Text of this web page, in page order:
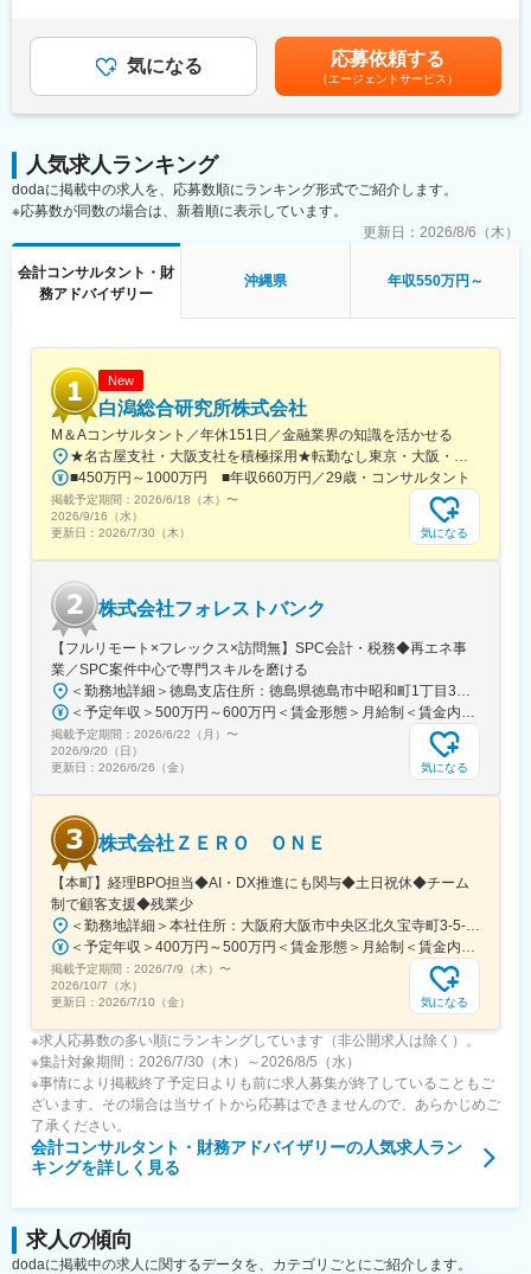
・市場価値の高いスキルが身につく環境
（2） 一括受託モデルで上流まで関われる
・SPCの設立～運営～税務申告までワンストップで提供
（3） フルリモートが成立するビジネスモデル
・オンライン完結の業務設計のため、フルリモートが実現
（4） 働きやすい環境
・フルリモート／フルフレックス
・残業月平均10時間程度
■就業環境：
・フルリモート勤務（半年に1回出社あり※任意）
・Slack／Zoomを活用したコミュニケーション
■当社について：
当社は2007年設立以降、「森林事業」と「環境エネルギー事業」
の2軸で事業を展開しています。森林資源の活用だけでなく、再生
可能エネルギーの普及を通じて、環境価値と経済価値の両立を実
現し、持続可能な社会の構築に貢献しています。
変更の範囲：会社の定める業務
用し、戦略・経営コンサルティング事業を行います。30年培った
デジタルの技術力を最大限生かし、他社には真似できないコンサ
ルティングサービスを企画・推進することが可能です。
多様な業界のクライアント向けに経営コンサルティングサービス
を提供
(案件によって、テクノロジーグループとの共同案件もあり)
・中長期経営方針/IT投資戦略立案
・組織改革（新設組織設計）
・市場/競合調査/分析
■顧客領域
流通/小売、消費財、食品・飲料、化粧品、自動車、電子機器、ヘ
ルスケア、人材派遣業界など
■魅力
・戦略/経営コンサルティンググループにてコンサルティング事業/
新規事業開発を推進に関われる
・CEOの金丸や、技術を本質的に理解し、使いこなす社内のテク
・顧客との協業による事業推進（責任者として）も可能
・フューチャーグループによる企業買収などM＆Aにも関わる機会
もあり
・デジタルを活用した経営/業務の変革、新しい価値の創造を実
施。成長途上のチームのため、自身の推進したい領域を開拓し、
成長させていくことが可能
■働き方
・リモート主体
└所要での中抜け等が柔軟にできる環境です。
■ミッション
・Vision
変化の激しい環境の中、企業変革・成長戦略をお客様と一緒に創
造し実現する
・Mission
お客様の成長を通して豊かな社会実現への貢献をする
くまでも目安の金額であり、選考を通じて上下する可能性があり
ます。月給(月額)は固定手当を含めた表記です。
気になる 応募依頼する
（エージェントサービス）
人気求人ランキング
dodaに掲載中の求人を、応募数順にランキング形式でご紹介します。
※応募数が同数の場合は、新着順に表示しています。
更新日： 2026/8/6（木）
会計コンサルタント・財
務アドバイザリー
沖縄県 年収550万円～
New
白潟総合研究所株式会社
M＆Aコンサルタント／年休151日／金融業界の知識を活かせる
★名古屋支社・大阪支社を積極採用★転勤なし東京・大阪・名古屋のいずれか※希望、居住地を考慮して決定いたします。■東京本社〒103-0001東京都中央区日本橋小伝馬町4-11 サンコービル7F■大阪本社〒541-0046大阪府大阪市中央区平野町2-2-13 堺筋ウエストプレイス9F■名古屋支社（★積極採用中）〒460-0003愛知県名古屋市中区錦2-5-5 八木兵伝馬町ビル3F※敷地内全面禁煙★直行直帰可能
■450万円～1000万円 ■年収660万円／29歳・コンサルタント
掲載予定期間： 2026/6/18（木） 〜
2026/9/16（水）
更新日： 2026/7/30（木） 気になる
株式会社フォレストバンク
【フルリモート×フレックス×訪問無】SPC会計・税務◆再エネ事
業／SPC案件中心で専門スキルを磨ける
＜勤務地詳細＞徳島支店住所：徳島県徳島市中昭和町1丁目3番地 山一興業ビル5F受動喫煙対策：屋内全面禁煙変更の範囲：会社の定める事業所（リモートワーク含む）
＜予定年収＞500万円～600万円＜賃金形態＞月給制＜賃金内訳＞月額（基本給）：332,000円～387,000円固定残業手当/月：28,000円～33,000円（固定残業時間10時間0分/月）超過した時間外労働の残業手当は追加支給＜月給＞360,000円～420,000円（一律手当を含む）＜昇給有無＞有＜残業手当＞有＜給与補足＞※年齢、経験を考慮の上、決定します。※賞与あり（年最大3回、2ヶ月分、業績に応じて支給）賃金はあくまでも目安の金額であり、選考を通じて上下する可能性があります。月給(月額)は固定手当を含めた表記です。
掲載予定期間： 2026/6/22（月） 〜
2026/9/20（日）
更新日： 2026/6/26（金） 気になる
株式会社ＺＥＲＯ ＯＮＥ
【本町】経理BPO担当◆AI・DX推進にも関与◆土日祝休◆チーム
制で顧客支援◆残業少
＜勤務地詳細＞本社住所：大阪府大阪市中央区北久宝寺町3-5-12 御堂筋本町アーバンビル4階受動喫煙対策：屋内全面禁煙変更の範囲：会社の定める事業所
＜予定年収＞400万円～500万円＜賃金形態＞月給制＜賃金内訳＞月額（基本給）：333,333円～416,666円＜月給＞333,333円～416,666円＜昇給有無＞有＜残業手当＞有＜給与補足＞■昇給：年1回（1月）■賞与：業績連動型（原則として固定賞与はなし）賃金はあくまでも目安の金額であり、選考を通じて上下する可能性があります。月給(月額)は固定手当を含めた表記です。
掲載予定期間： 2026/7/9（木） 〜
2026/10/7（水）
更新日： 2026/7/10（金） 気になる
※求人応募数の多い順にランキングしています（非公開求人は除く）。
※集計対象期間：2026/7/30（木）～2026/8/5（水）
※事情により掲載終了予定日よりも前に求人募集が終了していることもご
ざいます。その場合は当サイトから応募はできませんので、あらかじめご
了承ください。
会計コンサルタント・財務アドバイザリーの人気求人ラン
キングを詳しく見る
求人の傾向
dodaに掲載中の求人に関するデータを、カテゴリごとにご紹介します。